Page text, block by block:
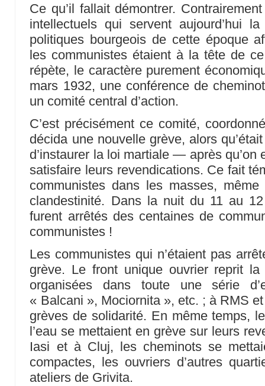
Ce qu’il fallait démontrer.
intellectuels qui servent aujourd’hui
politiques bourgeois de cette époque
les communistes étaient à la tête de
répète, le caractère purement
mars 1932, une conférence de
un comité central d’action.
C’est précisément ce comité,
décida une nouvelle grève, alors
d’instaurer la loi martiale — après qu’on
satisfaire leurs revendications. Ce fait
communistes dans les masses,
clandestinité. Dans la nuit du 11 au
furent arrêtés des centaines de
communistes !
Les communistes qui n’étaient pas
grève. Le front unique ouvrier reprit
organisées dans toute une série
« Balcani », Mociornita », etc. ; à RMS
grèves de solidarité. En même temps,
l’eau se mettaient en grève sur leurs
Iasi et à Cluj, les cheminots se
compactes, les ouvriers d’autres
ateliers de Grivita.